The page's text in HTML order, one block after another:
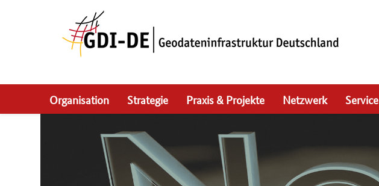
Organisation Strategie Praxis & Projekte Netzwerk Service